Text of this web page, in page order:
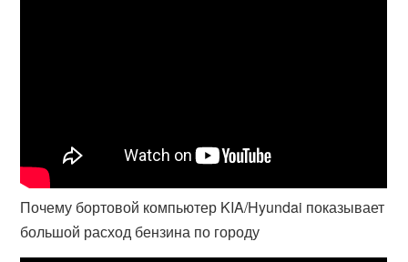
Почему бортовой компьютер KIA/Hyundai показывает
большой расход бензина по городу